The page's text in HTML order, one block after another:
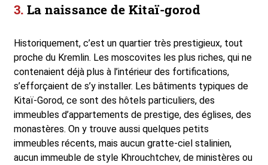
La naissance de Kitaï-gorod
Historiquement, c’est un quartier très prestigieux, tout
proche du Kremlin. Les moscovites les plus riches, qui ne
contenaient déjà plus à l’intérieur des fortifications,
s’efforçaient de s’y installer. Les bâtiments typiques de
Kitaï-Gorod, ce sont des hôtels particuliers, des
immeubles d’appartements de prestige, des églises, des
monastères. On y trouve aussi quelques petits
immeubles récents, mais aucun gratte-ciel stalinien,
aucun immeuble de style Khrouchtchev, de ministères ou